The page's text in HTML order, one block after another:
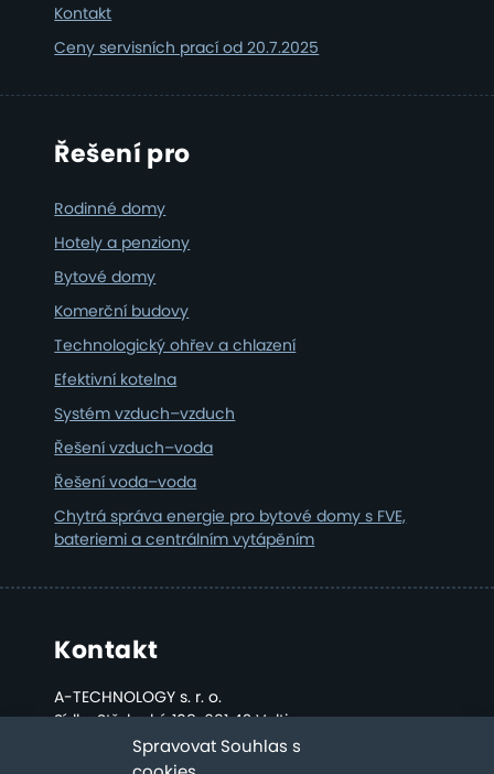
Spravovat Souhlas s
Kontakt
Ceny servisních prací od 20.7.2025
Řešení pro
Rodinné domy
Hotely a penziony
Bytové domy
Komerční budovy
Technologický ohřev a chlazení
Efektivní kotelna
Systém vzduch–vzduch
Řešení vzduch–voda
Řešení voda–voda
Chytrá správa energie pro bytové domy s FVE,
bateriemi a centrálním vytápěním
Kontakt
A-TECHNOLOGY s. r. o.
Sídlo: Střelecká 108, 691 42 Valtice
Kancelář a sklad: Bratislavská 2808, Břeclav